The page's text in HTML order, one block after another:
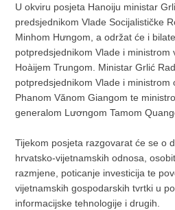
U okviru posjeta Hanoiju ministar
predsjednikom Vlade Socijalističke
Minhom Hưngom, a održat će i
potpredsjednikom Vlade i ministrom
Hoàijem Trungom. Ministar Grlić
potpredsjednikom Vlade i ministrom
Phanom Vănom Giangom te
generalom Lươngom Tamom
Tijekom posjeta razgovarat će se o
hrvatsko-vijetnamskih odnosa,
razmjene, poticanje investicija te
vijetnamskih gospodarskih tvrtki u
informacijske tehnologije i drugih.